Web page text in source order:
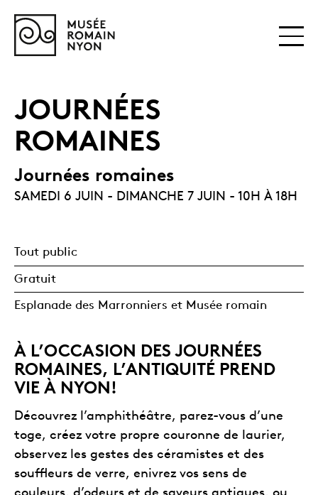
JOURNÉES
ROMAINES
Journées romaines
SAMEDI 6 JUIN - DIMANCHE 7 JUIN - 10H À 18H
Tout public
Gratuit
Esplanade des Marronniers et Musée romain
À L’OCCASION DES JOURNÉES
ROMAINES, L’ANTIQUITÉ PREND
VIE À NYON!
Découvrez l’amphithéâtre, parez-vous d’une
toge, créez votre propre couronne de laurier,
observez les gestes des céramistes et des
souffleurs de verre, enivrez vos sens de